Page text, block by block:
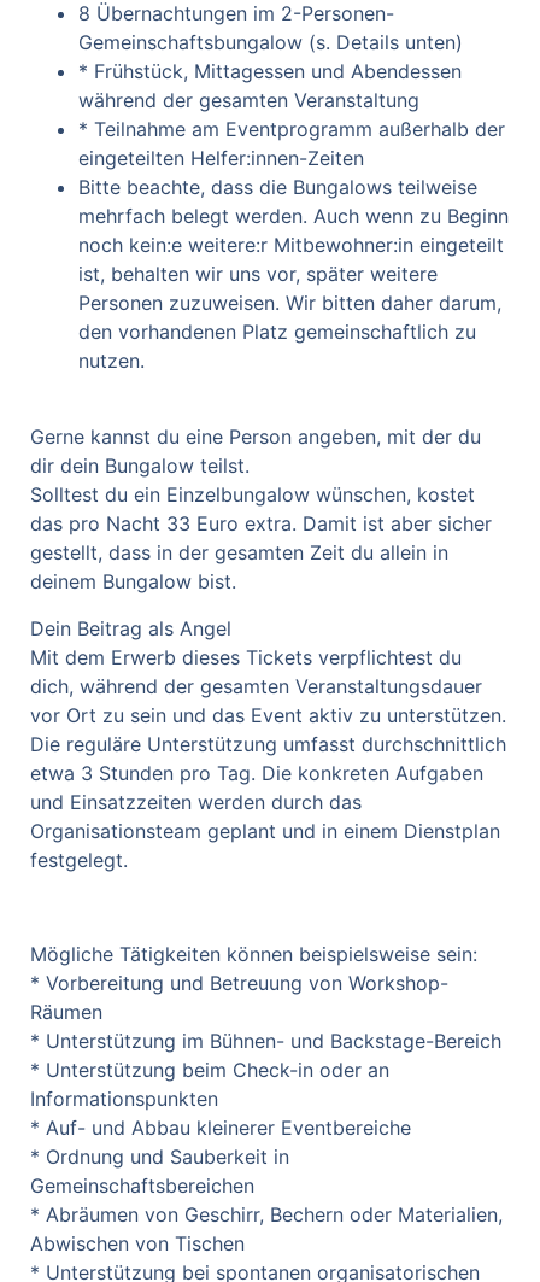
8 Übernachtungen im 2-Personen-
Gemeinschaftsbungalow (s. Details unten)
* Frühstück, Mittagessen und Abendessen
während der gesamten Veranstaltung
* Teilnahme am Eventprogramm außerhalb der
eingeteilten Helfer:innen-Zeiten
Bitte beachte, dass die Bungalows teilweise
mehrfach belegt werden. Auch wenn zu Beginn
noch kein:e weitere:r Mitbewohner:in eingeteilt
ist, behalten wir uns vor, später weitere
Personen zuzuweisen. Wir bitten daher darum,
den vorhandenen Platz gemeinschaftlich zu
nutzen.
Gerne kannst du eine Person angeben, mit der du
dir dein Bungalow teilst.
Solltest du ein Einzelbungalow wünschen, kostet
das pro Nacht 33 Euro extra. Damit ist aber sicher
gestellt, dass in der gesamten Zeit du allein in
deinem Bungalow bist.
Dein Beitrag als Angel
Mit dem Erwerb dieses Tickets verpflichtest du
dich, während der gesamten Veranstaltungsdauer
vor Ort zu sein und das Event aktiv zu unterstützen.
Die reguläre Unterstützung umfasst durchschnittlich
etwa 3 Stunden pro Tag. Die konkreten Aufgaben
und Einsatzzeiten werden durch das
Organisationsteam geplant und in einem Dienstplan
festgelegt.
Mögliche Tätigkeiten können beispielsweise sein:
* Vorbereitung und Betreuung von Workshop-
Räumen
* Unterstützung im Bühnen- und Backstage-Bereich
* Unterstützung beim Check-in oder an
Informationspunkten
* Auf- und Abbau kleinerer Eventbereiche
* Ordnung und Sauberkeit in
Gemeinschaftsbereichen
* Abräumen von Geschirr, Bechern oder Materialien,
Abwischen von Tischen
* Unterstützung bei spontanen organisatorischen